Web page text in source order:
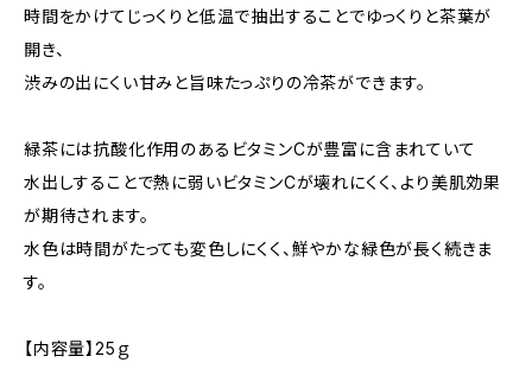
時間をかけてじっくりと低温で抽出することでゆっくりと茶葉が
開き、
渋みの出にくい甘みと旨味たっぷりの冷茶ができます。
緑茶には抗酸化作用のあるビタミンCが豊富に含まれていて
水出しすることで熱に弱いビタミンCが壊れにくく、より美肌効果
が期待されます。
水色は時間がたっても変色しにくく、鮮やかな緑色が長く続きま
す。
【内容量】25ｇ